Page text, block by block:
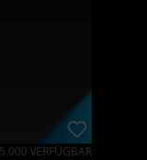
VERFÜGBAR